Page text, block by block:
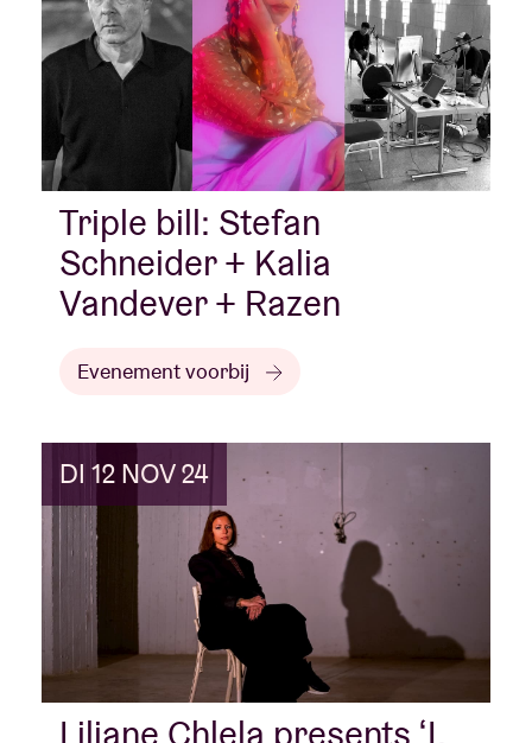
Triple bill: Stefan
Schneider + Kalia
Vandever + Razen
Evenement voorbij
DI 12 NOV 24